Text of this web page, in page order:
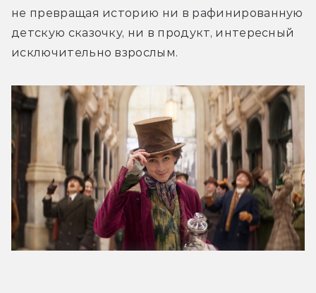
не превращая историю ни в рафинированную
детскую сказочку, ни в продукт, интересный
исключительно взрослым.